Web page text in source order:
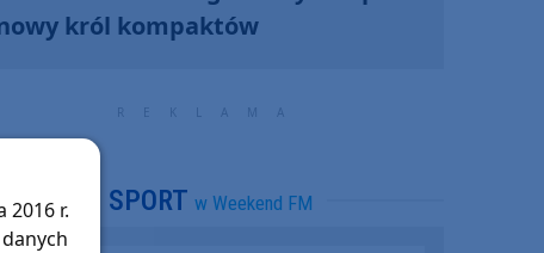
król kompaktów
SPORT w Weekend FM
2016 r.